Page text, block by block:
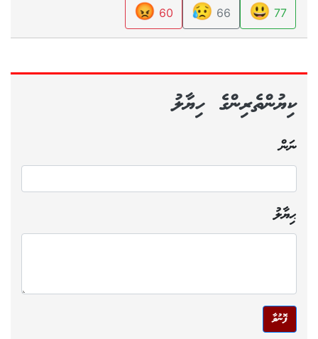
77
😃
66
😥
60
😡
ކިޔުންތެރިންގެ ހިޔާލު
ނަން
ޙިޔާލު
ފޮނުވާ